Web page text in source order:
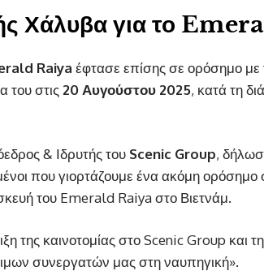
Χάλυβα για το
Raiya έφτασε επίσης σε ορόσημο
του στις 20 Αυγούστου 2025, κατά τη
& Ιδρυτής του Scenic Group,
που γιορτάζουμε ένα ακόμη
του Emerald Raiya στο Βιετνάμ.
της καινοτομίας στο Scenic Group
συνεργατών μας στη ναυπηγική».